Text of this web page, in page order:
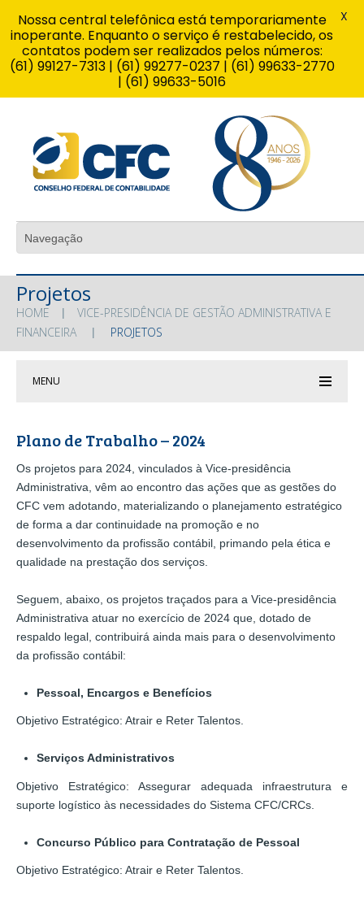
Projetos
HOME
VICE-PRESIDÊNCIA DE GESTÃO ADMINISTRATIVA E
FINANCEIRA
PROJETOS
MENU
Plano de Trabalho – 2024
Os projetos para 2024, vinculados à Vice-presidência
Administrativa, vêm ao encontro das ações que as gestões do
CFC vem adotando, materializando o planejamento estratégico
de forma a dar continuidade na promoção e no
desenvolvimento da profissão contábil, primando pela ética e
qualidade na prestação dos serviços.
Seguem, abaixo, os projetos traçados para a Vice-presidência
Administrativa atuar no exercício de 2024 que, dotado de
respaldo legal, contribuirá ainda mais para o desenvolvimento
da profissão contábil:
Pessoal, Encargos e Benefícios
Objetivo Estratégico: Atrair e Reter Talentos.
Serviços Administrativos
Objetivo Estratégico: Assegurar adequada infraestrutura e
suporte logístico às necessidades do Sistema CFC/CRCs.
Concurso Público para Contratação de Pessoal
Objetivo Estratégico: Atrair e Reter Talentos.
Nossa central telefônica está temporariamente
inoperante. Enquanto o serviço é restabelecido, os
contatos podem ser realizados pelos números:
(61) 99127-7313 | (61) 99277-0237 | (61) 99633-2770
| (61) 99633-5016
X